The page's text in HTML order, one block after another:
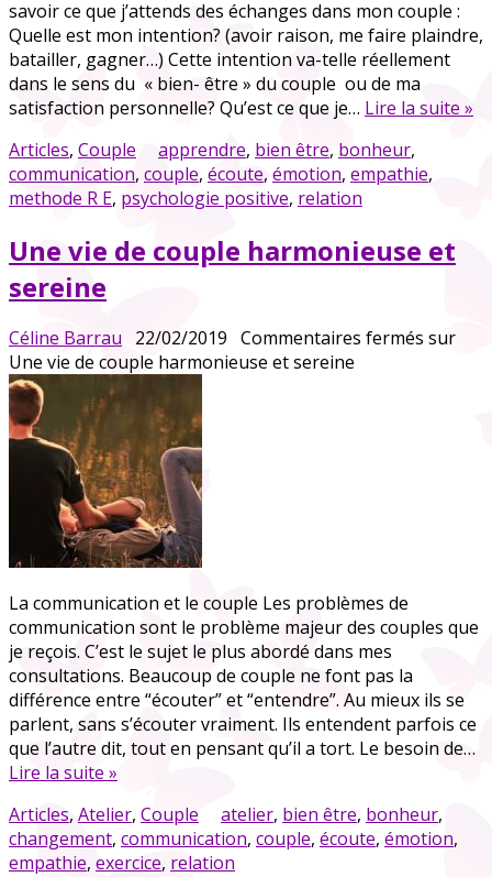
savoir ce que j’attends des échanges dans mon couple :
Quelle est mon intention? (avoir raison, me faire plaindre,
batailler, gagner…) Cette intention va-telle réellement
dans le sens du « bien- être » du couple ou de ma
satisfaction personnelle? Qu’est ce que je… Lire la suite »
Articles, Couple apprendre, bien être, bonheur,
communication, couple, écoute, émotion, empathie,
methode R E, psychologie positive, relation
Une vie de couple harmonieuse et
sereine
Céline Barrau 22/02/2019 Commentaires fermés sur
Une vie de couple harmonieuse et sereine
La communication et le couple Les problèmes de
communication sont le problème majeur des couples que
je reçois. C’est le sujet le plus abordé dans mes
consultations. Beaucoup de couple ne font pas la
différence entre “écouter” et “entendre”. Au mieux ils se
parlent, sans s’écouter vraiment. Ils entendent parfois ce
que l’autre dit, tout en pensant qu’il a tort. Le besoin de…
Lire la suite »
Articles, Atelier, Couple atelier, bien être, bonheur,
changement, communication, couple, écoute, émotion,
empathie, exercice, relation